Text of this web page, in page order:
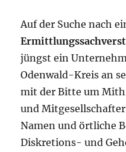
Auf der Suche nach
jüngst ein
Odenwald-Kreis an
mit der Bitte um
und
Namen und örtliche
Diskretions- und